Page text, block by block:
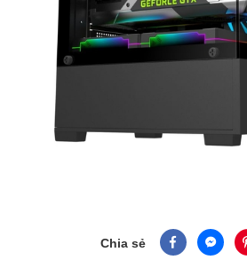
Chia sẻ